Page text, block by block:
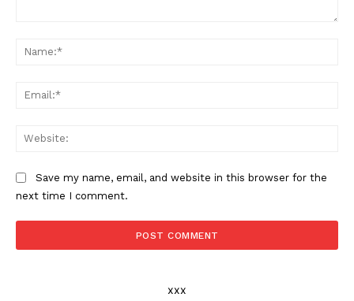
Save my name, email, and website in this browser for the
next time I comment.
xxx